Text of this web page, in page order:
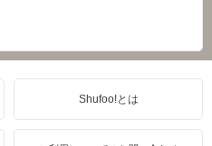
Shufoo!とは